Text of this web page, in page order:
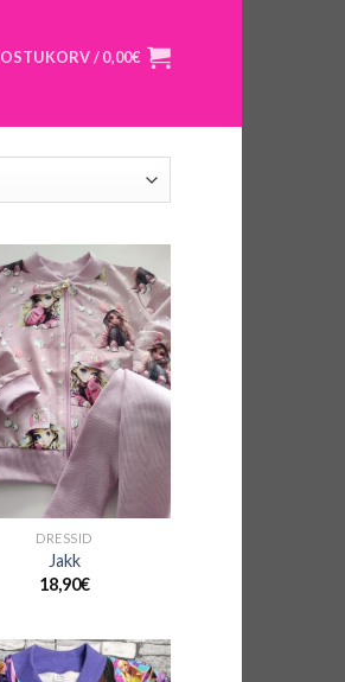
OSTUKORV /0,00€
DRESSID
Jakk
18,90€